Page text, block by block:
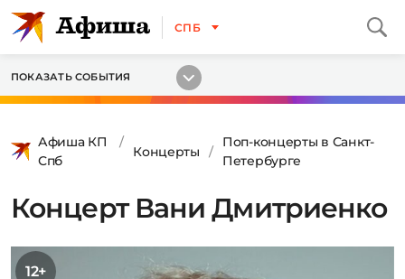
СПБ
ПОКАЗАТЬ СОБЫТИЯ
Афиша КП
Спб
Концерты
Поп-концерты в Санкт-
Петербурге
Концерт Вани Дмитриенко
12+